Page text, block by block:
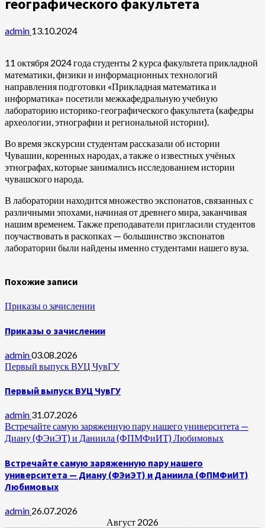
географического факультета
admin 13.10.2024
11 октября 2024 года студенты 2 курса факультета прикладной
математики, физики и информационных технологий
направления подготовки «Прикладная математика и
информатика» посетили межкафедральную учебную
лабораторию историко-географического факультета (кафедры
археологии, этнографии и региональной истории).
Во время экскурсии студентам рассказали об истории
Чувашии, коренных народах, а также о известных учёных
этнографах, которые занимались исследованием истории
чувашского народа.
В лаборатории находится множество экспонатов, связанных с
различными эпохами, начиная от древнего мира, заканчивая
нашим временем. Также преподаватели пригласили студентов
поучаствовать в раскопках — большинство экспонатов
лаборатории были найдены именно студентами нашего вуза.
Похожие записи
Приказы о зачислении
Приказы о зачислении
admin03.08.2026
Первый выпуск ВУЦ ЧувГУ
Первый выпуск ВУЦ ЧувГУ
admin 31.07.2026
Встречайте самую заряженную пару нашего университета —
Диану (ФЭиЭТ) и Даниила (ФПМФиИТ) Любимовых
Встречайте самую заряженную пару нашего
университета — Диану (ФЭиЭТ) и Даниила (ФПМФиИТ)
Любимовых
admin 26.07.2026
Август 2026